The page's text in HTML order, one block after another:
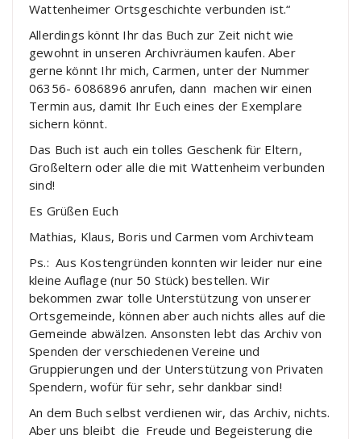
Wattenheimer Ortsgeschichte verbunden ist.“
Allerdings könnt Ihr das Buch zur Zeit nicht wie
gewohnt in unseren Archivräumen kaufen. Aber
gerne könnt Ihr mich, Carmen, unter der Nummer
06356- 6086896 anrufen, dann machen wir einen
Termin aus, damit Ihr Euch eines der Exemplare
sichern könnt.
Das Buch ist auch ein tolles Geschenk für Eltern,
Großeltern oder alle die mit Wattenheim verbunden
sind!
Es Grüßen Euch
Mathias, Klaus, Boris und Carmen vom Archivteam
Ps.: Aus Kostengründen konnten wir leider nur eine
kleine Auflage (nur 50 Stück) bestellen. Wir
bekommen zwar tolle Unterstützung von unserer
Ortsgemeinde, können aber auch nichts alles auf die
Gemeinde abwälzen. Ansonsten lebt das Archiv von
Spenden der verschiedenen Vereine und
Gruppierungen und der Unterstützung von Privaten
Spendern, wofür für sehr, sehr dankbar sind!
An dem Buch selbst verdienen wir, das Archiv, nichts.
Aber uns bleibt die Freude und Begeisterung die